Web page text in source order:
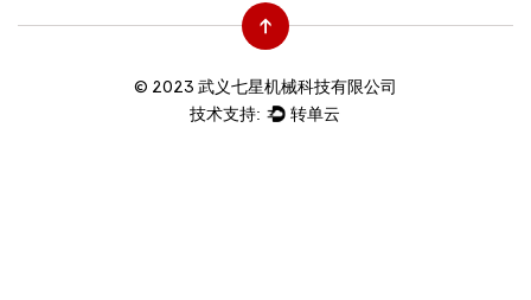
© 2023 武义七星机械科技有限公司